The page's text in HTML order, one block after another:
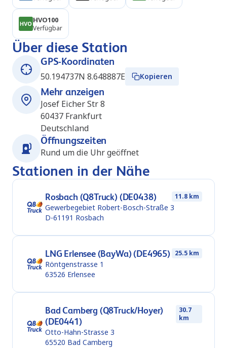
HVO100
Verfügbar
Über diese Station
GPS-Koordinaten
50.194737N 8.648887E
Kopieren
Mehr anzeigen
Josef Eicher Str 8
60437 Frankfurt
Deutschland
Öffnungszeiten
Rund um die Uhr geöffnet
Stationen in der Nähe
Rosbach (Q8Truck) (DE0438) 11.8 km
Gewerbegebiet Robert-Bosch-Straße 3
D-61191 Rosbach
LNG Erlensee (BayWa) (DE4965) 25.5 km
Röntgenstrasse 1
63526 Erlensee
Bad Camberg (Q8Truck/Hoyer)
(DE0441)
30.7
km
Otto-Hahn-Strasse 3
65520 Bad Camberg